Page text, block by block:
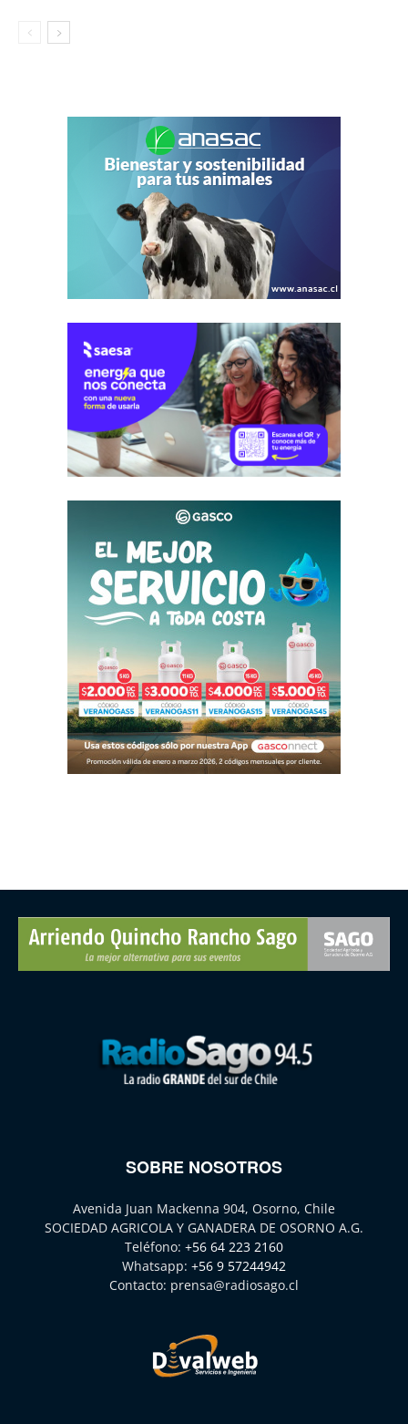
SOBRE NOSOTROS
Avenida Juan Mackenna 904, Osorno, Chile
SOCIEDAD AGRICOLA Y GANADERA DE OSORNO A.G.
Teléfono: +56 64 223 2160
Whatsapp: +56 9 57244942
Contacto: prensa@radiosago.cl